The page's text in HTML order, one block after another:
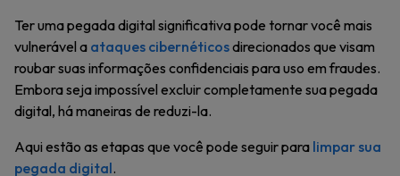
Ter uma pegada digital significativa pode tornar você mais
vulnerável a ataques cibernéticosdirecionados que visam
roubar suas informações confidenciais para uso em fraudes.
Embora seja impossível excluir completamente sua pegada
digital, há maneiras de reduzi-la.
Aqui estão as etapas que você pode seguir para limpar sua
pegada digital.